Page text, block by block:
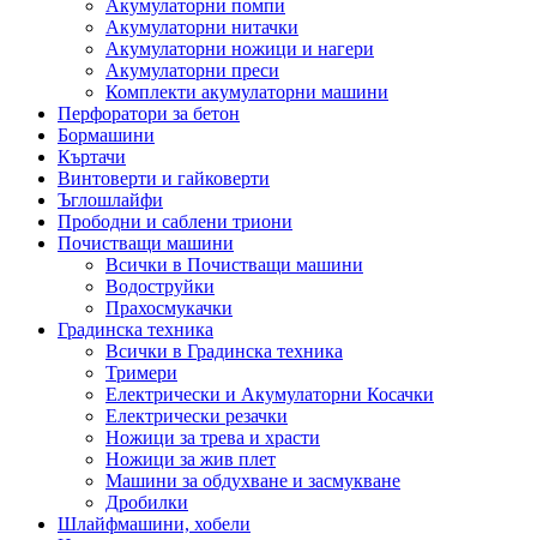
Акумулаторни помпи
Акумулаторни нитачки
Акумулаторни ножици и нагери
Акумулаторни преси
Комплекти акумулаторни машини
Перфоратори за бетон
Бормашини
Къртачи
Винтоверти и гайковерти
Ъглошлайфи
Прободни и саблени триони
Почистващи машини
Всички в Почистващи машини
Водоструйки
Прахосмукачки
Градинска техника
Всички в Градинска техника
Тримери
Електрически и Акумулаторни Косачки
Електрически резачки
Ножици за трева и храсти
Ножици за жив плет
Машини за обдухване и засмукване
Дробилки
Шлайфмашини, хобели